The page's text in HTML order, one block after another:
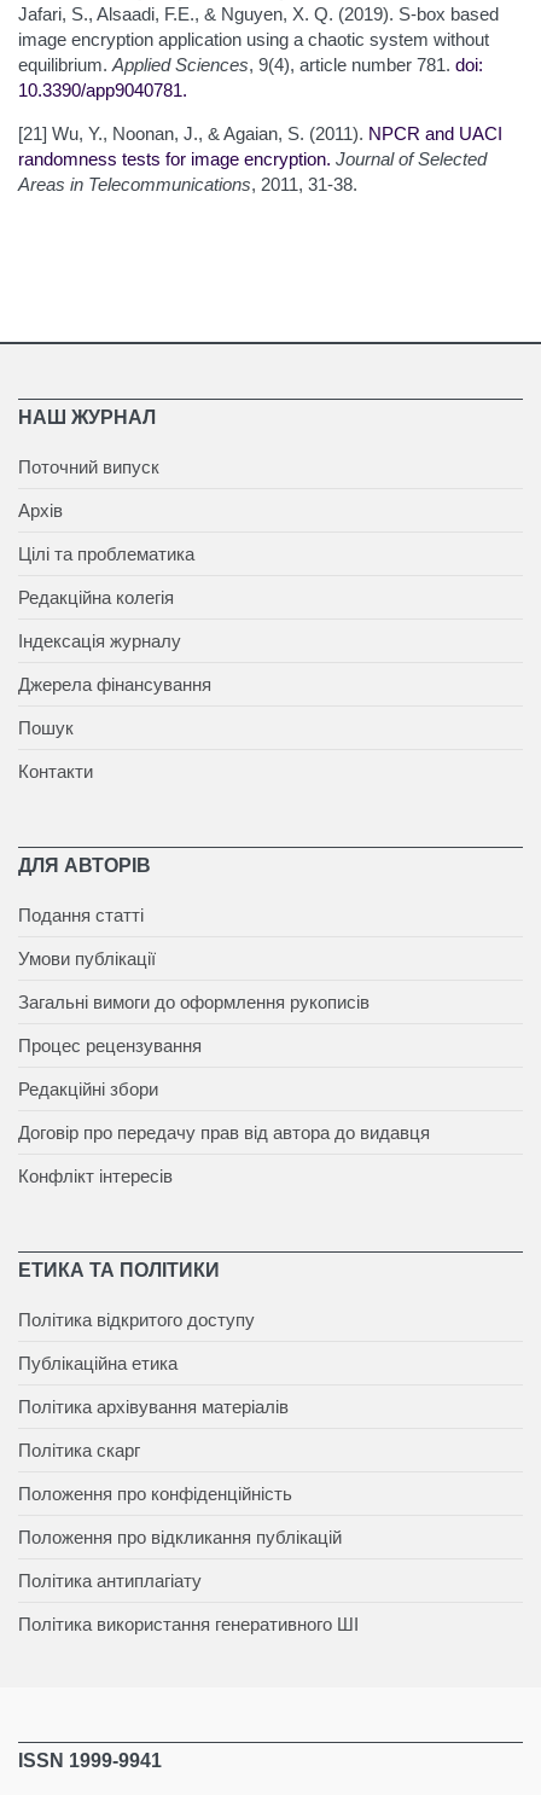
Jafari, S., Alsaadi, F.E., & Nguyen, X. Q. (2019). S-box based
image encryption application using a chaotic system without
equilibrium. Applied Sciences, 9(4), article number 781. doi:
10.3390/app9040781.
[21] Wu, Y., Noonan, J., & Agaian, S. (2011). NPCR and UACI
randomness tests for image encryption. Journal of Selected
Areas in Telecommunications, 2011, 31-38.
НАШ ЖУРНАЛ
Поточний випуск
Архів
Цілі та проблематика
Редакційна колегія
Індексація журналу
Джерела фінансування
Пошук
Контакти
ДЛЯ АВТОРІВ
Подання статті
Умови публікації
Загальні вимоги до оформлення рукописів
Процес рецензування
Редакційні збори
Договір про передачу прав від автора до видавця
Конфлікт інтересів
ЕТИКА ТА ПОЛІТИКИ
Політика відкритого доступу
Публікаційна етика
Політика архівування матеріалів
Політика скарг
Положення про конфіденційність
Положення про відкликання публікацій
Політика антиплагіату
Політика використання генеративного ШІ
ISSN 1999-9941